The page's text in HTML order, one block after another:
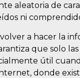
aleatoria de
ni
a hacer la
que solo
útil
donde